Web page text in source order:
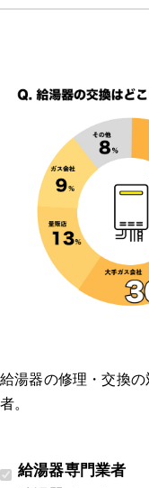
給湯器の修理・交換
者。
給湯器専門業者